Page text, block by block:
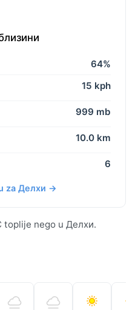
64%
15 kph
999 mb
10.0 km
6
za Делхи →
toplije nego u Делхи.